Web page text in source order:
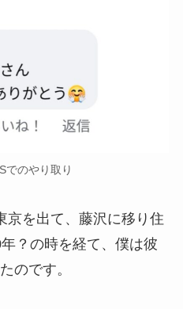
でのやり取り
京を出て、藤沢に移り住
？の時を経て、僕は彼
のです。